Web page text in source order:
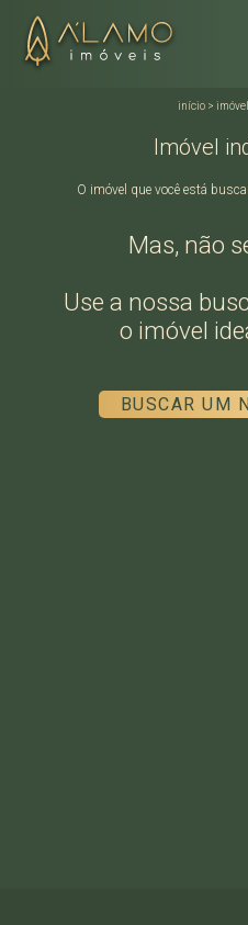
início >
Imóvel
O imóvel que você está
Mas, não
Use a nossa
o imóvel
BUSCAR UM